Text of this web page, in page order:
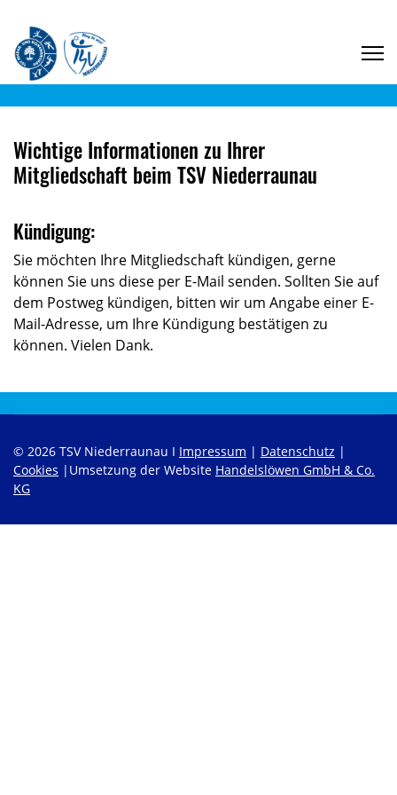
Wichtige Informationen zu Ihrer
Mitgliedschaft beim TSV Niederraunau
Kündigung:
Sie möchten Ihre Mitgliedschaft kündigen, gerne
können Sie uns diese per E-Mail senden. Sollten Sie auf
dem Postweg kündigen, bitten wir um Angabe einer E-
Mail-Adresse, um Ihre Kündigung bestätigen zu
können. Vielen Dank.
© 2026 TSV Niederraunau I Impressum | Datenschutz |
Cookies |Umsetzung der Website Handelslöwen GmbH & Co.
KG